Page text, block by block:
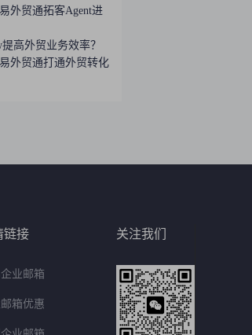
外贸通拓客Agent进
高外贸业务效率？
外贸通打通外贸转化
链接
业邮箱
箱优惠
关注我们